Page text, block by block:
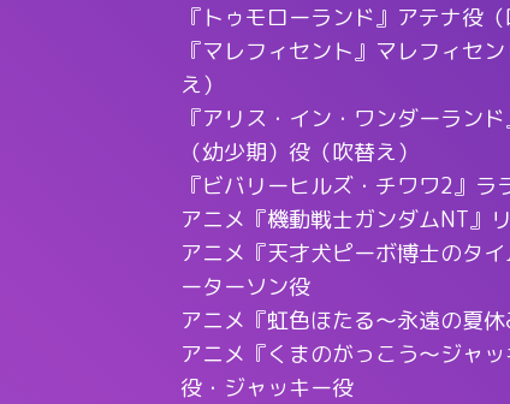
『トゥモローランド』アテナ役（
『マレフィセント』マレフィセ
え）
『アリス・イン・ワンダーラン
（幼少期）役（吹替え）
『ビバリーヒルズ・チワワ2』ラ
アニメ『機動戦士ガンダムNT』
アニメ『天才犬ピーボ博士のタ
ーターソン役
アニメ『虹色ほたる～永遠の夏
アニメ『くまのがっこう～ジャ
役・ジャッキー役